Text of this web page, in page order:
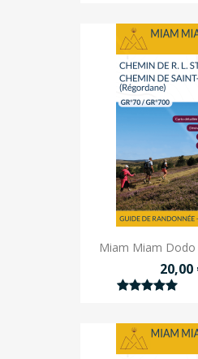
Miam Miam Dodo
20,00